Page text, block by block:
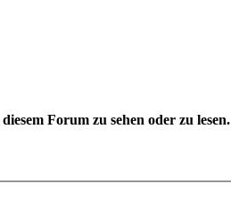
Forum zu sehen oder zu lesen.